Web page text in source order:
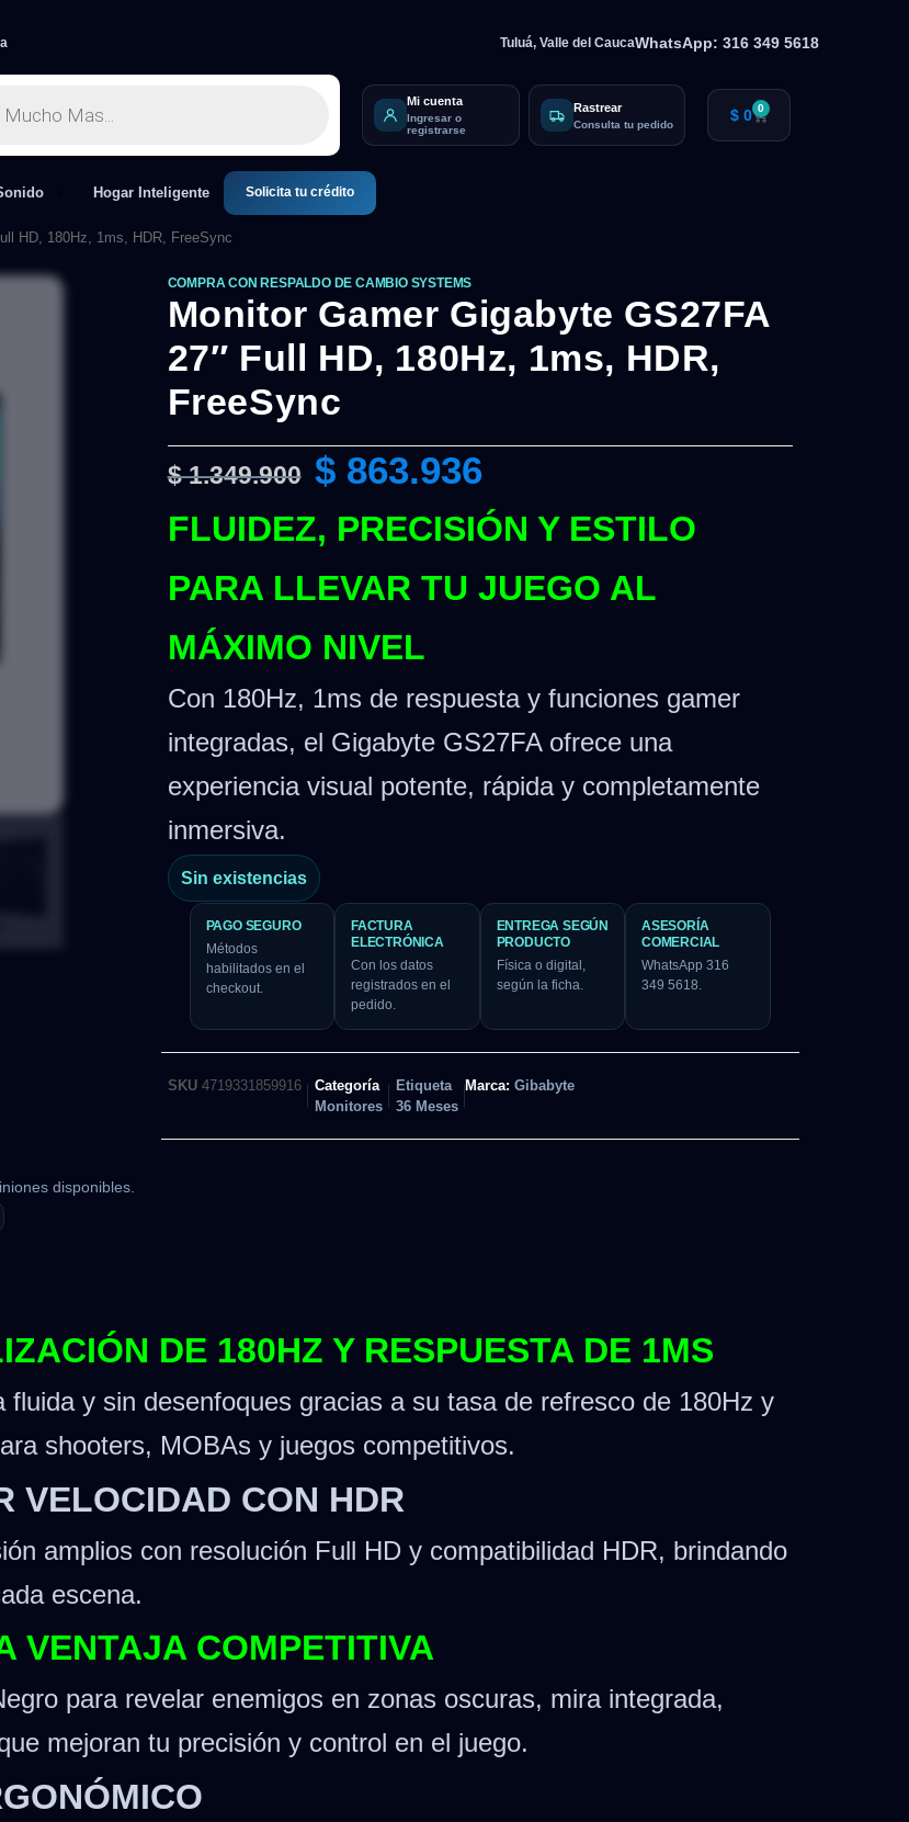
Tuluá, Valle del CaucaWhatsApp: 316 349 5618
Mi cuenta
Ingresar o
registrarse
Rastrear
Consulta tu pedido $ 0 0
Hogar Inteligente Solicita tu crédito
HD, 180Hz, 1ms, HDR, FreeSync
COMPRA CON RESPALDO DE CAMBIO SYSTEMS
Monitor Gamer Gigabyte GS27FA
27″ Full HD, 180Hz, 1ms, HDR,
FreeSync
$1.349.900 $863.936
FLUIDEZ, PRECISIÓN Y ESTILO
PARA LLEVAR TU JUEGO AL
MÁXIMO NIVEL
Con 180Hz, 1ms de respuesta y funciones gamer
integradas, el Gigabyte GS27FA ofrece una
experiencia visual potente, rápida y completamente
inmersiva.
Sin existencias
PAGO SEGURO
Métodos
habilitados en el
checkout.
FACTURA
ELECTRÓNICA
Con los datos
registrados en el
pedido.
ENTREGA SEGÚN
PRODUCTO
Física o digital,
según la ficha.
ASESORÍA
COMERCIAL
WhatsApp 316
349 5618.
SKU 4719331859916
Categoría
Monitores
Etiqueta
36 Meses
Marca: Gibabyte
disponibles.
DE 180HZ Y RESPUESTA DE 1MS
y sin desenfoques gracias a su tasa de refresco de 180Hz y
shooters, MOBAs y juegos competitivos.
VELOCIDAD CON HDR
amplios con resolución Full HD y compatibilidad HDR, brindando
escena.
VENTAJA COMPETITIVA
para revelar enemigos en zonas oscuras, mira integrada,
mejoran tu precisión y control en el juego.